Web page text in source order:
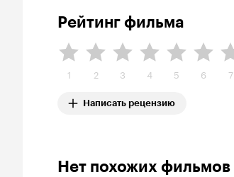
Рейтинг фильма
1 2 3 4 5 6 7
Написать рецензию
Нет похожих фильмов